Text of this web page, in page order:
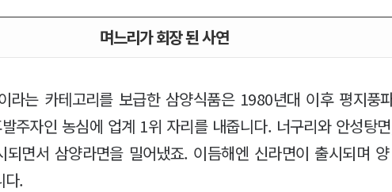
며느리가 회장 된 사연
라는 카테고리를 보급한 삼양식품은 1980년대 이후 평지풍
주자인 농심에 업계 1위 자리를 내줍니다. 너구리와 안성탕
되면서 삼양라면을 밀어냈죠. 이듬해엔 신라면이 출시되며
다.